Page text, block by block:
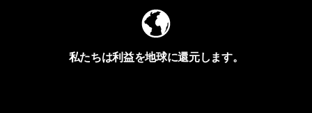
私たちは利益を地球に還元します。